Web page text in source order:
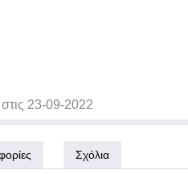
στις 23-09-2022
Σχόλια